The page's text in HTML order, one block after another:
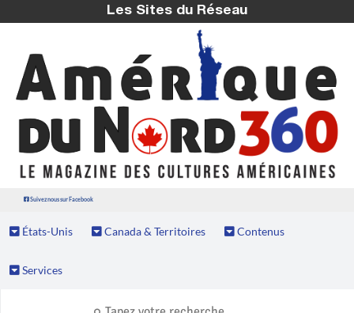
Les Sites du Réseau
Suivez nous sur Facebook
États-Unis Canada & Territoires Contenus
Services